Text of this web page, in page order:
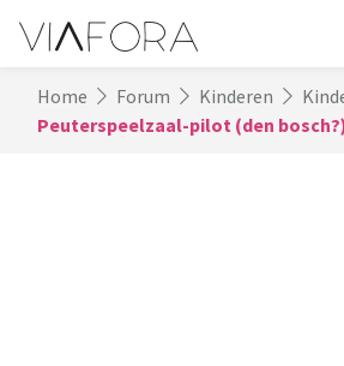
Home Forum Kinderen
Peuterspeelzaal-pilot (den